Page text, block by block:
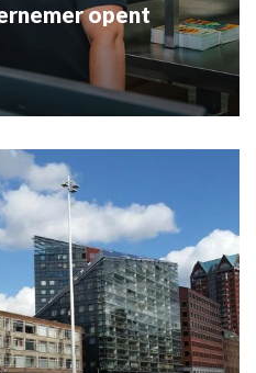
opent